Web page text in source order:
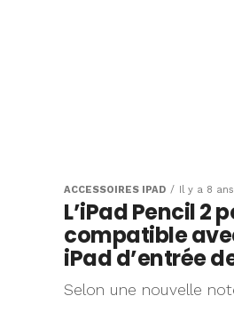
ACCESSOIRES IPAD Il y a 8 ans
L’iPad Pencil 2
compatible
iPad d’entrée
Selon une nouvelle